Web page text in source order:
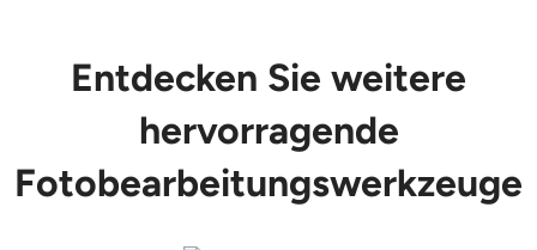
Entdecken Sie weitere
hervorragende
Fotobearbeitungswerkzeuge